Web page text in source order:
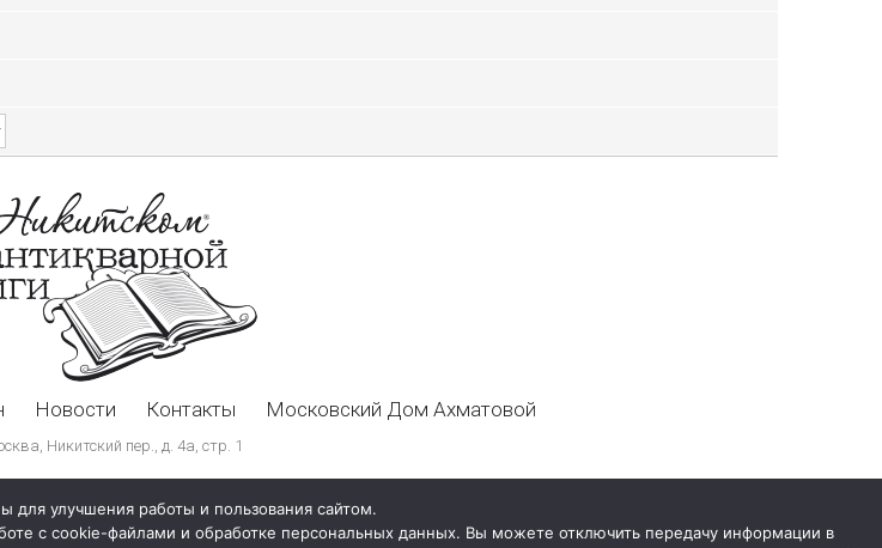
Новости Контакты Московский Дом Ахматовой
Никитский пер., д. 4а, стр. 1
для улучшения работы и пользования сайтом.
с cookie-файлами и обработке персональных данных. Вы можете отключить передачу информации в